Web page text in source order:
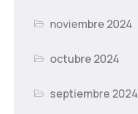
noviembre 2024
octubre 2024
septiembre 2024